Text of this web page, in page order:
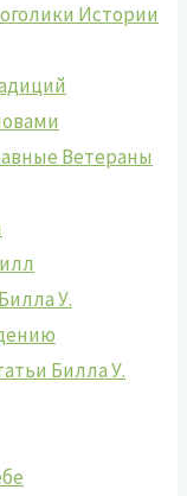
Истории
Ветераны
У.
Билла У.